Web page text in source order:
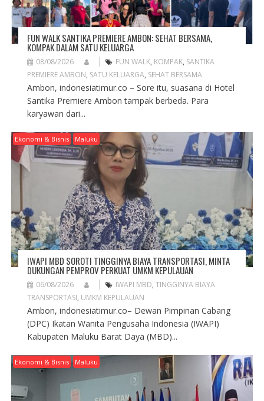
FUN WALK SANTIKA PREMIERE AMBON: SEHAT BERSAMA,
KOMPAK DALAM SATU KELUARGA
08/08/2026 FUN WALK, KOMPAK, SANTIKA
PREMIERE AMBON, SATU KELUARGA, SEHAT BERSAMA
Ambon, indonesiatimur.co – Sore itu, suasana di Hotel
Santika Premiere Ambon tampak berbeda. Para
karyawan dari...
Ekonomi & Bisnis Maluku
IWAPI MBD SOROTI TINGGINYA BIAYA TRANSPORTASI, MINTA
DUKUNGAN PEMPROV PERKUAT UMKM KEPULAUAN
06/08/2026 IWAPI MBD, TINGGINYA BIAYA
TRANSPORTASI, UMKM KEPULAUAN
Ambon, indonesiatimur.co– Dewan Pimpinan Cabang
(DPC) Ikatan Wanita Pengusaha Indonesia (IWAPI)
Kabupaten Maluku Barat Daya (MBD)...
Ekonomi & Bisnis Maluku